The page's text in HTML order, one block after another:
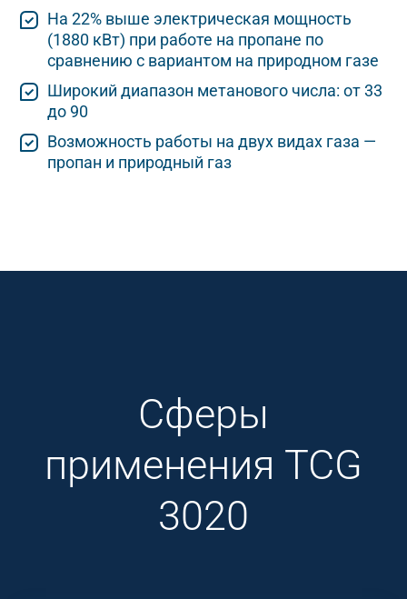
На 22% выше электрическая мощность
(1880 кВт) при работе на пропане по
сравнению с вариантом на природном газе
Широкий диапазон метанового числа: от 33
до 90
Возможность работы на двух видах газа —
пропан и природный газ
Сферы
применения TCG
3020